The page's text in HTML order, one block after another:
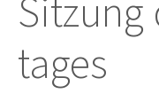
tages